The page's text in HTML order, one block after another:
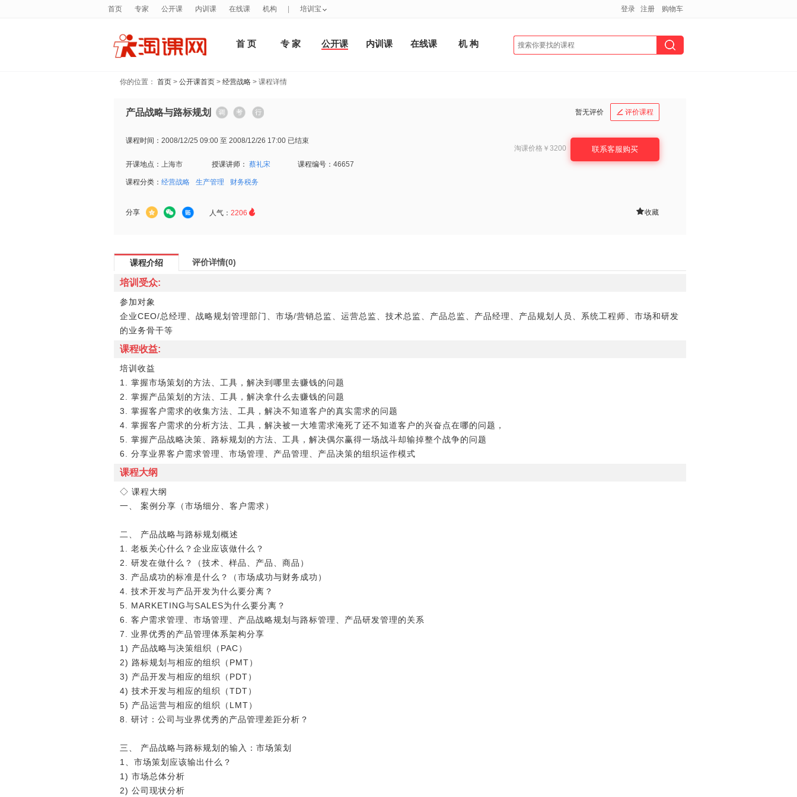
首 页 专 家 公开课 内训课 在线课 机 构
你的位置： 首页 > 公开课首页 > 经营战略 > 课程详情
产品战略与路标规划 暂无评价  评价课程
课程时间： 2008/12/25 09:00 至 2008/12/26 17:00 已结束
开课地点： 上海市 授课讲师： 蔡礼宋 课程编号： 46657
课程分类： 经营战略 生产管理 财务税务
淘课价格 ￥3200 联系客服购买
分享 人气： 2206  收藏
课程介绍 评价详情(0)
培训受众:
参加对象
企业CEO/总经理、战略规划管理部门、市场/营销总监、运营总监、技术总监、产品总监、产品经理、产品规划人员、系统工程师、市场和研发
的业务骨干等
课程收益:
培训收益
1. 掌握市场策划的方法、工具，解决到哪里去赚钱的问题
2. 掌握产品策划的方法、工具，解决拿什么去赚钱的问题
3. 掌握客户需求的收集方法、工具，解决不知道客户的真实需求的问题
4. 掌握客户需求的分析方法、工具，解决被一大堆需求淹死了还不知道客户的兴奋点在哪的问题，
5. 掌握产品战略决策、路标规划的方法、工具，解决偶尔赢得一场战斗却输掉整个战争的问题
6. 分享业界客户需求管理、市场管理、产品管理、产品决策的组织运作模式
课程大纲
◇ 课程大纲
一、 案例分享（市场细分、客户需求）
二、 产品战略与路标规划概述
1. 老板关心什么？企业应该做什么？
2. 研发在做什么？（技术、样品、产品、商品）
3. 产品成功的标准是什么？（市场成功与财务成功）
4. 技术开发与产品开发为什么要分离？
5. MARKETING与SALES为什么要分离？
6. 客户需求管理、市场管理、产品战略规划与路标管理、产品研发管理的关系
7. 业界优秀的产品管理体系架构分享
1) 产品战略与决策组织（PAC）
2) 路标规划与相应的组织（PMT）
3) 产品开发与相应的组织（PDT）
4) 技术开发与相应的组织（TDT）
5) 产品运营与相应的组织（LMT）
8. 研讨：公司与业界优秀的产品管理差距分析？
三、 产品战略与路标规划的输入：市场策划
1、市场策划应该输出什么？
1) 市场总体分析
2) 公司现状分析
首页 专家 公开课 内训课 在线课 机构 培训宝 登录 注册 购物车